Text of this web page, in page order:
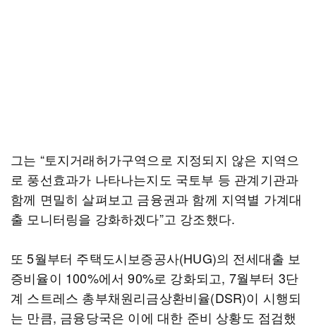
그는 “토지거래허가구역으로 지정되지 않은 지역으
로 풍선효과가 나타나는지도 국토부 등 관계기관과
함께 면밀히 살펴보고 금융권과 함께 지역별 가계대
출 모니터링을 강화하겠다”고 강조했다.
또 5월부터 주택도시보증공사(HUG)의 전세대출 보
증비율이 100%에서 90%로 강화되고, 7월부터 3단
계 스트레스 총부채원리금상환비율(DSR)이 시행되
는 만큼, 금융당국은 이에 대한 준비 상황도 점검했